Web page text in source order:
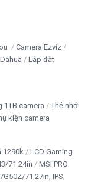
Camera Ezviz
Lắp đặt
1TB camera
Thẻ nhớ
kiện camera
1290k
LCD Gaming
71 24in
MSI PRO
71 27in, IPS,